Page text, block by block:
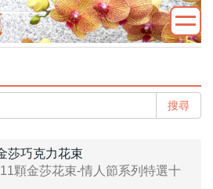
搜尋
莎巧克力花束
顆金莎花束-情人節系列特選十